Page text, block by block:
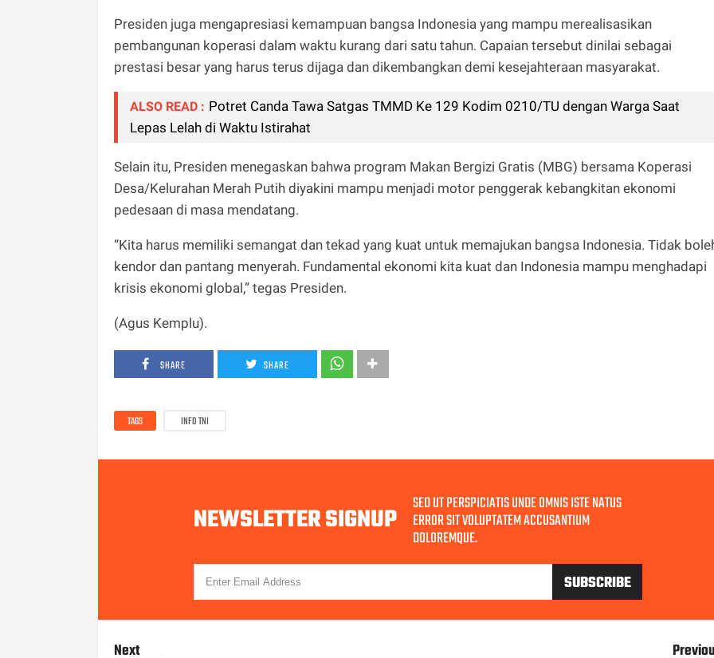
Presiden juga mengapresiasi kemampuan bangsa Indonesia yang mampu merealisasikan
pembangunan koperasi dalam waktu kurang dari satu tahun. Capaian tersebut dinilai sebagai
prestasi besar yang harus terus dijaga dan dikembangkan demi kesejahteraan masyarakat.
ALSO READ : Potret Canda Tawa Satgas TMMD Ke 129 Kodim 0210/TU dengan Warga Saat
Lepas Lelah di Waktu Istirahat
Selain itu, Presiden menegaskan bahwa program Makan Bergizi Gratis (MBG) bersama Koperasi
Desa/Kelurahan Merah Putih diyakini mampu menjadi motor penggerak kebangkitan ekonomi
pedesaan di masa mendatang.
“Kita harus memiliki semangat dan tekad yang kuat untuk memajukan bangsa Indonesia. Tidak
kendor dan pantang menyerah. Fundamental ekonomi kita kuat dan Indonesia mampu menghadapi
krisis ekonomi global,” tegas Presiden.
(Agus Kemplu).
SHARE SHARE
TAGS INFO TNI
NEWSLETTER SIGNUP SED UT PERSPICIATIS UNDE OMNIS ISTE NATUS
ERROR SIT VOLUPTATEM ACCUSANTIUM
DOLOREMQUE.
Next